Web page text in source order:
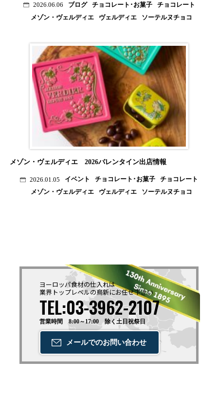
2026.06.06 ブログ チョコレート･お菓子
チョコレート
メゾン・ヴェルディエ
ヴェルディエ ソーテルヌチョコ
メゾン・ヴェルディエ 2026バレンタイン出店情報
2026.01.05 イベント チョコレート･お菓子
チョコレート
メゾン・ヴェルディエ
ヴェルディエ ソーテルヌチョコ
ヨーロッパ食材の仕入れは
業界トップレベルの鳥新にお任せ下さい
TEL:03-3962-2107
営業時間 8:00～17:00 除く土日祝祭日
メールでのお問い合わせ